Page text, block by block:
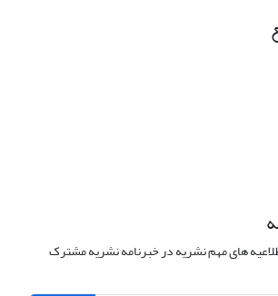
های مهم نشریه در خبرنامه نشریه مشترک